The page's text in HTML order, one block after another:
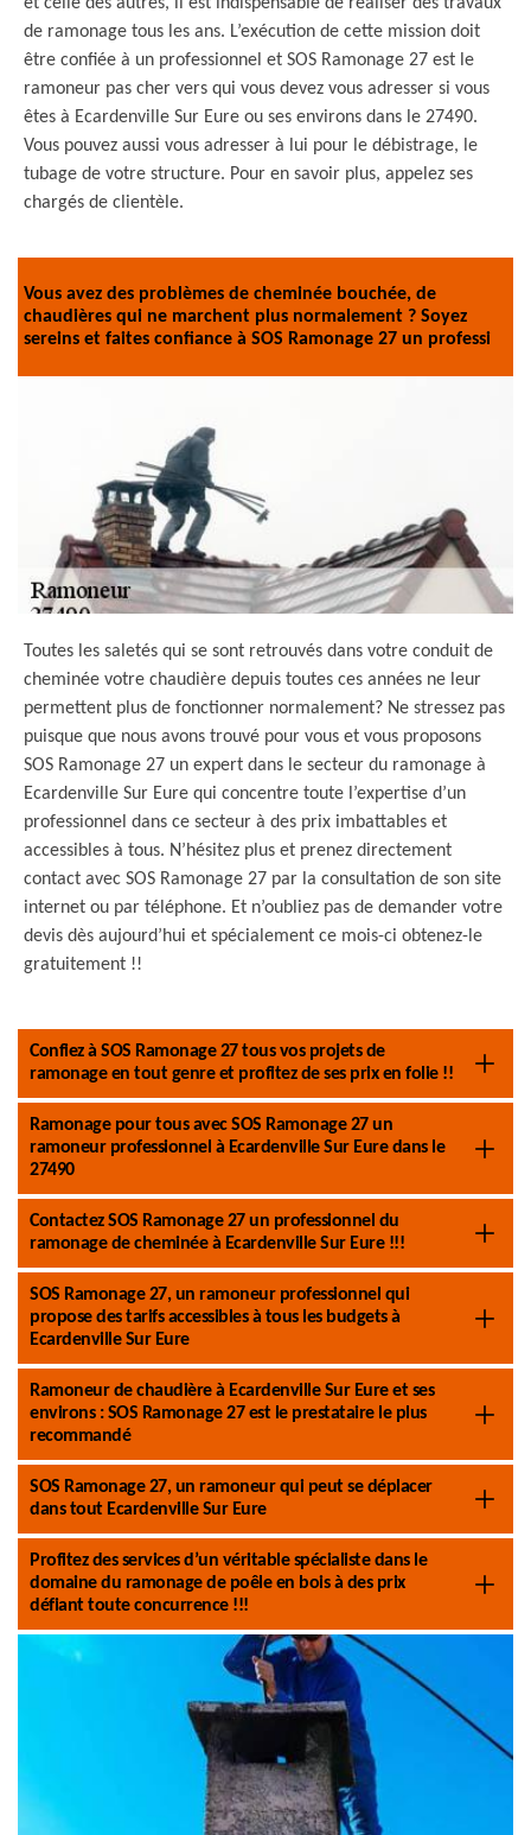
de ramonage tous les ans. L’exécution de cette mission doit
être confiée à un professionnel et SOS Ramonage 27 est le
ramoneur pas cher vers qui vous devez vous adresser si vous
êtes à Ecardenville Sur Eure ou ses environs dans le 27490.
Vous pouvez aussi vous adresser à lui pour le débistrage, le
tubage de votre structure. Pour en savoir plus, appelez ses
chargés de clientèle.
Vous avez des problèmes de cheminée bouchée, de
chaudières qui ne marchent plus normalement ? Soyez
sereins et faites confiance à SOS Ramonage 27 un professi
Toutes les saletés qui se sont retrouvés dans votre conduit de
cheminée votre chaudière depuis toutes ces années ne leur
permettent plus de fonctionner normalement? Ne stressez pas
puisque que nous avons trouvé pour vous et vous proposons
SOS Ramonage 27 un expert dans le secteur du ramonage à
Ecardenville Sur Eure qui concentre toute l’expertise d’un
professionnel dans ce secteur à des prix imbattables et
accessibles à tous. N’hésitez plus et prenez directement
contact avec SOS Ramonage 27 par la consultation de son site
internet ou par téléphone. Et n’oubliez pas de demander votre
devis dès aujourd’hui et spécialement ce mois-ci obtenez-le
gratuitement !!
Confiez à SOS Ramonage 27 tous vos projets de
ramonage en tout genre et profitez de ses prix en folie !!
Ramonage pour tous avec SOS Ramonage 27 un
ramoneur professionnel à Ecardenville Sur Eure dans le
27490
Contactez SOS Ramonage 27 un professionnel du
ramonage de cheminée à Ecardenville Sur Eure !!!
SOS Ramonage 27, un ramoneur professionnel qui
propose des tarifs accessibles à tous les budgets à
Ecardenville Sur Eure
Ramoneur de chaudière à Ecardenville Sur Eure et ses
environs : SOS Ramonage 27 est le prestataire le plus
recommandé
SOS Ramonage 27, un ramoneur qui peut se déplacer
dans tout Ecardenville Sur Eure
Profitez des services d’un véritable spécialiste dans le
domaine du ramonage de poêle en bois à des prix
défiant toute concurrence !!!